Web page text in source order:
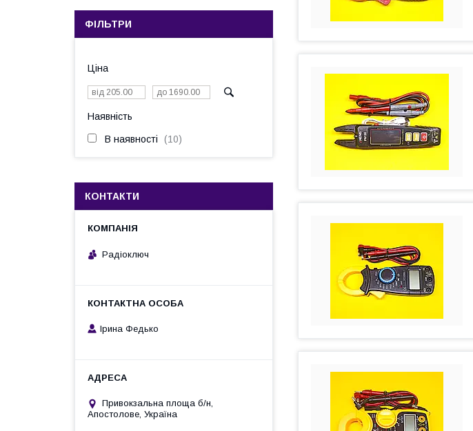
ФІЛЬТРИ
Ціна
Наявність
В наявності 10
КОНТАКТИ
Радіоключ
Ірина Федько
Привокзальна площа б/н,
Апостолове, Україна